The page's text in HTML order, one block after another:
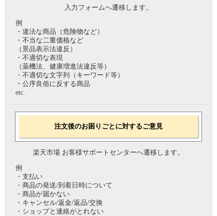
入力フォームへ遷移します。
例
・違法な商品（危険物など）
・不当な二重価格など
（景品表示法違反）
・不適切な表現
（薬機法、健康増進法違反等）
・不適切な文字列（キーワード等）
・公序良俗に反する商品
etc.
注文後のお困りごとに対するご意見
楽天市場 お客様サポートセンターへ遷移します。
例
・支払い
・商品の発送/到着日時について
・商品が届かない
・キャンセル/返金/返品/交換
・ショップと連絡がとれない